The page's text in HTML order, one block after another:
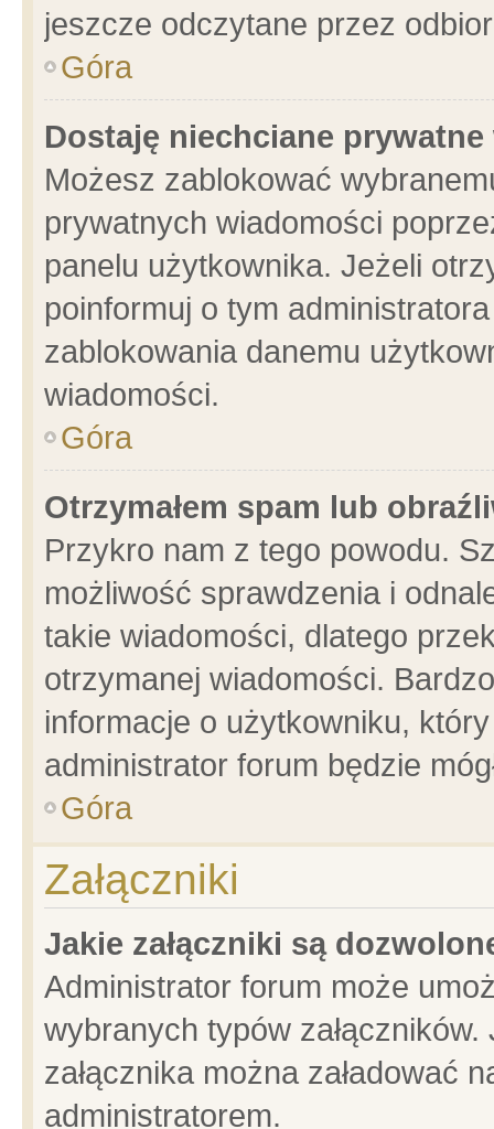
jeszcze odczytane przez
Góra
Dostaję niechciane
Możesz zablokować
prywatnych wiadomości
panelu użytkownika. Jeżeli
poinformuj o tym
zablokowania danemu
wiadomości.
Góra
Otrzymałem spam lub
Przykro nam z tego powodu.
możliwość sprawdzenia i
takie wiadomości, dlatego
otrzymanej wiadomości.
informacje o użytkowniku,
administrator forum będzie
Góra
Załączniki
Jakie załączniki są
Administrator forum może
wybranych typów
załącznika można załadować
administratorem.